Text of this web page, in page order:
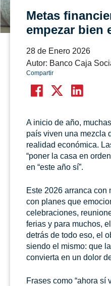
Metas
empezar bien
28 de Enero 2026
Autor: Banco Caja
Compartir
A inicio de año,
país viven una mezcla
realidad económica.
“poner la casa en
en “este año sí”.
Este 2026 arranca con
con planes que
celebraciones,
ferias y para muchos,
detrás de todo eso, el
siendo el mismo: que
convierta en un dolor
Frases como “ahora sí